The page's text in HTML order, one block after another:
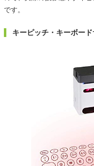
です。
キーピッチ・キーボー